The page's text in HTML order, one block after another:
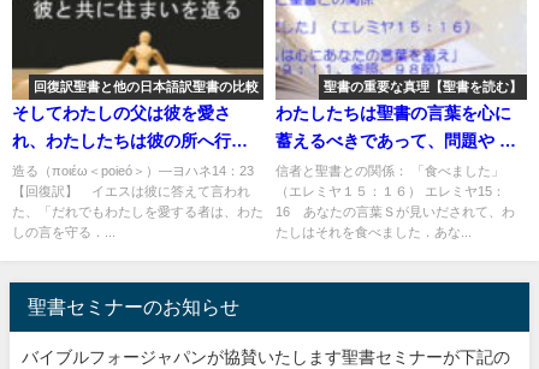
回復訳聖書と他の日本語訳聖書の比較
そしてわたしの父は彼を愛さ
れ、わたしたちは彼の所へ行っ
て、彼と共に住まいを造る：回
復訳聖書と他の日本語訳との比
較(115)
造る（ποιέω＜poieó＞）―ヨハネ14：23
【回復訳】 イエスは彼に答えて言われ
た、「だれでもわたしを愛する者は、わた
しの言を守る．...
聖書の重要な真理【聖書を読む】
わたしたちは聖書の言葉を心に
蓄えるべきであって、問題や 困
難に遭遇する時だけ聖書の適用
できる言葉を探すべきではない
「食べました」「わたしは心に
重要な真理【聖書を読む】(２７)
信者と聖書との関係： 「食べました」
（エレミヤ１５：１６） エレミヤ15：
16 あなたの言葉Ｓが見いだされて、わ
たしはそれを食べました．あな...
聖書セミナーのお知らせ
バイブルフォージャパンが協賛いたします聖書セミナーが下記の